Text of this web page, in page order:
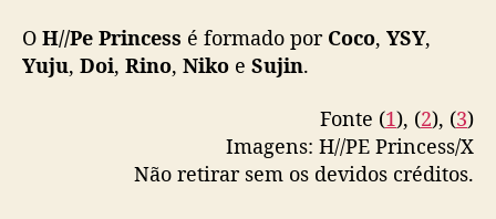
p
a
k
a
O H//Pe Princess é formado porCoco, YSY,
Yuju, Doi, Rino, Niko e Sujin.
Fonte (1), (2), (3)
Imagens: H//PE Princess/X
Não retirar sem os devidos créditos.